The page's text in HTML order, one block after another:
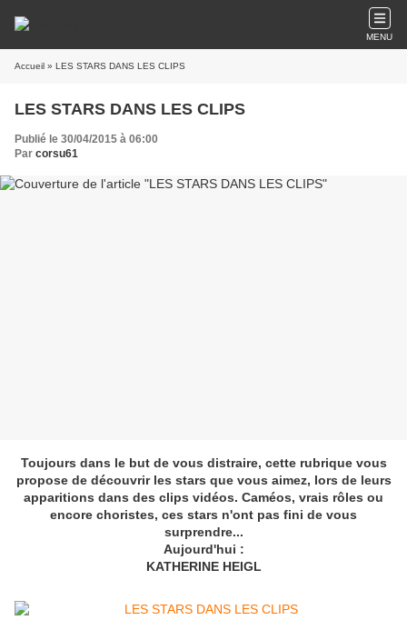
MENU
Accueil » LES STARS DANS LES CLIPS
LES STARS DANS LES CLIPS
Publié le 30/04/2015 à 06:00
Par corsu61
Toujours dans le but de vous distraire, cette rubrique vous
propose de découvrir les stars que vous aimez, lors de leurs
apparitions dans des clips vidéos. Caméos, vrais rôles ou
encore choristes, ces stars n'ont pas fini de vous
surprendre...
Aujourd'hui :
KATHERINE HEIGL